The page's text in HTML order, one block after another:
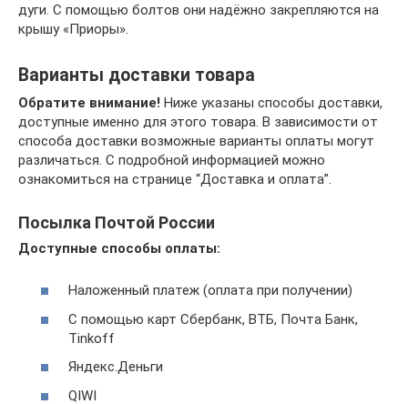
дуги. С помощью болтов они надёжно закрепляются на
крышу «Приоры».
Варианты доставки товара
Обратите внимание! Ниже указаны способы доставки,
доступные именно для этого товара. В зависимости от
способа доставки возможные варианты оплаты могут
различаться. С подробной информацией можно
ознакомиться на странице “Доставка и оплата”.
Посылка Почтой России
Доступные способы оплаты:
Наложенный платеж (оплата при получении)
С помощью карт Сбербанк, ВТБ, Почта Банк,
Tinkoff
Яндекс.Деньги
QIWI